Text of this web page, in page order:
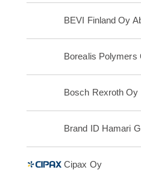
BEVI Finland Oy
Borealis Polymers
Bosch Rexroth Oy
Brand ID Hamari
Cipax Oy